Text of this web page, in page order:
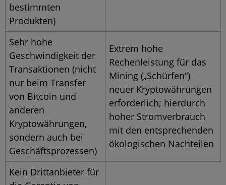
bestimmten
Produkten)
Sehr hohe
Geschwindigkeit der
Transaktionen (nicht
nur beim Transfer
von Bitcoin und
anderen
Kryptowährungen,
sondern auch bei
Geschäftsprozessen)
Extrem hohe
Rechenleistung für das
Mining („Schürfen“)
neuer Kryptowährungen
erforderlich; hierdurch
hoher Stromverbrauch
mit den entsprechenden
ökologischen Nachteilen
Kein Drittanbieter für